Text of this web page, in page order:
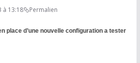
à 13:18 Permalien
place d’une nouvelle configuration a tester